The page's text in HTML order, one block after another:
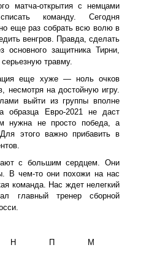
матча-открытия с немцами
команду. Сегодня
еще раз собрать всю волю в
венгров. Правда, сделать
основного защитника Тирни,
травму.
еще хуже — ноль очков
несмотря на достойную игру.
выйти из группы вполне
образца Евро-2021 не даст
нужна не просто победа, а
этого важно прибавить в
с большим сердцем. Они
В чем-то они похожи на нас
команда. Нас ждет нелегкий
главный тренер сборной
Н П
М